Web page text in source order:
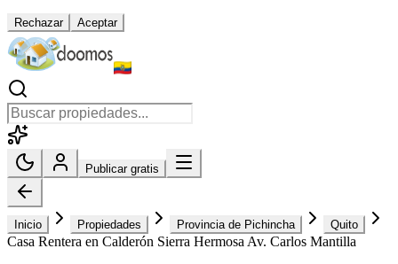
Rechazar Aceptar
Publicar gratis
Inicio Propiedades Provincia de Pichincha Quito
Casa Rentera en Calderón Sierra Hermosa Av. Carlos Mantilla